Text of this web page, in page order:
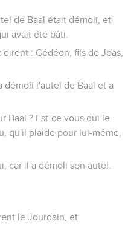
de Baal était démoli, et
avait été bâti.
: Gédéon, fils de Joas,
démoli l'autel de Baal et a
Baal ? Est-ce vous qui le
qu'il plaide pour lui-même,
car il a démoli son autel.
le Jourdain, et